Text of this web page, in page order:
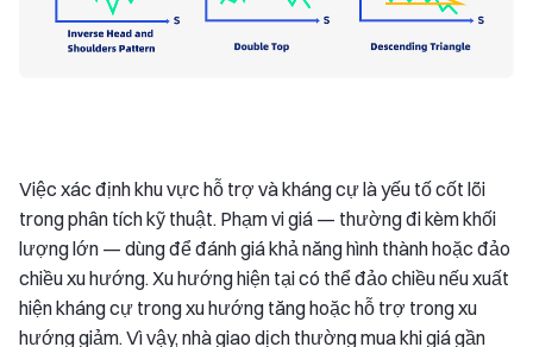
Việc xác định khu vực hỗ trợ và kháng cự là yếu tố cốt lõi
trong phân tích kỹ thuật. Phạm vi giá — thường đi kèm khối
lượng lớn — dùng để đánh giá khả năng hình thành hoặc đảo
chiều xu hướng. Xu hướng hiện tại có thể đảo chiều nếu xuất
hiện kháng cự trong xu hướng tăng hoặc hỗ trợ trong xu
hướng giảm. Vì vậy, nhà giao dịch thường mua khi giá gần